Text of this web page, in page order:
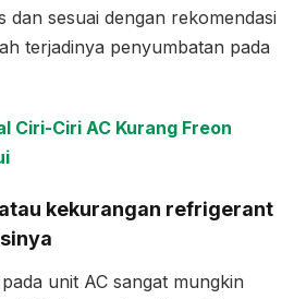
sesuai dengan rekomendasi
terjadinya penyumbatan pada
Ciri-Ciri AC Kurang Freon
kekurangan refrigerant
unit AC sangat mungkin